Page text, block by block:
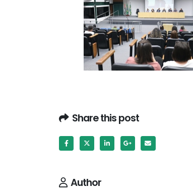
Share this post
Author